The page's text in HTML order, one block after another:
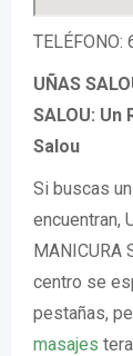
UÑAS
SALOU:
Salou
Si buscas
encuentran,
MANICURA
centro se
pestañas,
masajes